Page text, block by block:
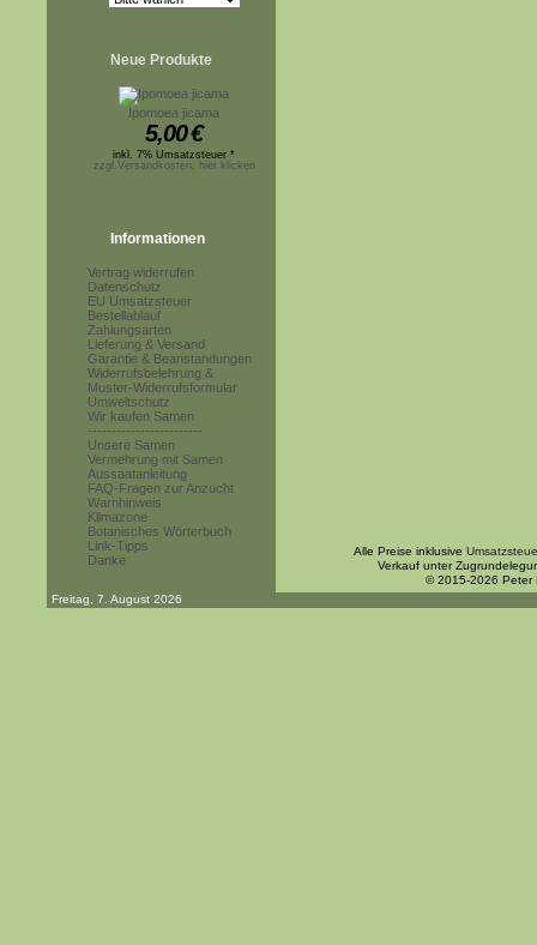
Neue Produkte
Ipomoea jicama
5,00€
inkl. 7% Umsatzsteuer *
zzgl.Versandkosten, hier klicken
Informationen
Vertrag widerrufen
Datenschutz
EU Umsatzsteuer
Bestellablauf
Zahlungsarten
Lieferung & Versand
Garantie & Beanstandungen
Widerrufsbelehrung &
Muster-Widerrufsformular
Umweltschutz
Wir kaufen Samen
------------------------
Unsere Samen
Vermehrung mit Samen
Aussaatanleitung
FAQ-Fragen zur Anzucht
Warnhinweis
Klimazone
Botanisches Wörterbuch
Link-Tipps
Danke
Alle Preise inklusive
Verkauf unter
© 2015-2026 Peter
Freitag, 7. August 2026